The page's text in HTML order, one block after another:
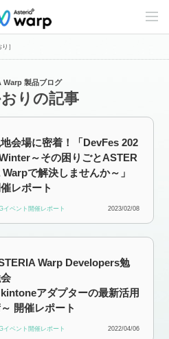
C
n
e
n
］
Warp 製品ブログ
りの記事
会場に密着！「DevFes 202
～その困りごとASTER
Warpで解決しませんか～」
レポート
イベント開催レポート 2023/02/08
Warp Developers勉
kintoneアダプターの最新活用
開催レポート
イベント開催レポート 2022/04/06